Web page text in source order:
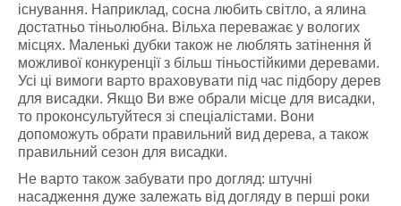
існування. Наприклад, сосна любить світло, а ялина
достатньо тіньолюбна. Вільха переважає у вологих
місцях. Маленькі дубки також не люблять затінення й
можливої конкуренції з більш тіньостійкими деревами.
Усі ці вимоги варто враховувати під час підбору дерев
для висадки. Якщо Ви вже обрали місце для висадки,
то проконсультуйтеся зі спеціалістами. Вони
допоможуть обрати правильний вид дерева, а також
правильний сезон для висадки.
Не варто також забувати про догляд: штучні
насадження дуже залежать від догляду в перші роки